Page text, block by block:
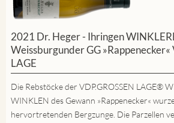
2021 Dr. Heger - Ihringen
Weissburgunder GG »Rappenecker«
LAGE
Die Rebstöcke der VDP.GROSSEN LAGE®
WINKLEN des Gewann »Rappenecker«
hervortretenden Bergzunge. Die Parzellen